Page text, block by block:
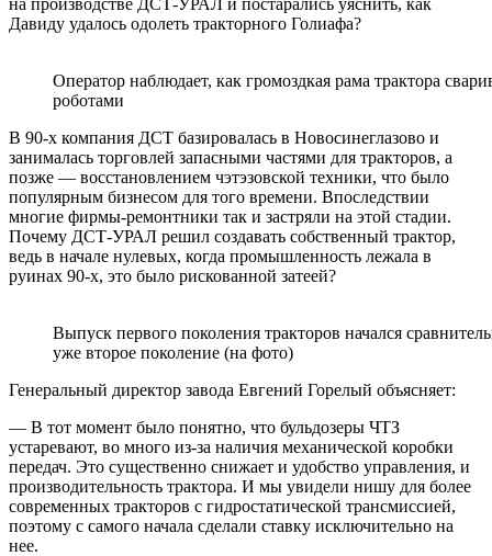
Давиду удалось одолеть тракторного Голиафа?
Оператор наблюдает, как громоздкая рама трактора
роботами
В 90-х компания ДСТ базировалась в Новосинеглазово и
занималась торговлей запасными частями для тракторов, а
позже — восстановлением чэтэзовской техники, что было
популярным бизнесом для того времени. Впоследствии
многие фирмы-ремонтники так и застряли на этой стадии.
Почему ДСТ-УРАЛ решил создавать собственный трактор,
ведь в начале нулевых, когда промышленность лежала в
руинах 90-х, это было рискованной затеей?
Выпуск первого поколения тракторов начался
уже второе поколение (на фото)
Генеральный директор завода Евгений Горелый объясняет:
— В тот момент было понятно, что бульдозеры ЧТЗ
устаревают, во много из-за наличия механической коробки
передач. Это существенно снижает и удобство управления, и
производительность трактора. И мы увидели нишу для более
современных тракторов с гидростатической трансмиссией,
поэтому с самого начала сделали ставку исключительно на
нее.